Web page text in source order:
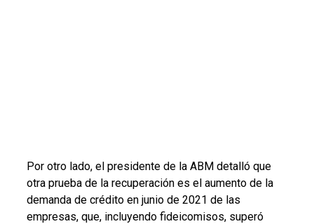
Por otro lado, el presidente de la ABM detalló que
otra prueba de la recuperación es el aumento de la
demanda de crédito en junio de 2021 de las
empresas, que, incluyendo fideicomisos, superó